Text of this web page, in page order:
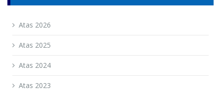
Atas 2026
Atas 2025
Atas 2024
Atas 2023